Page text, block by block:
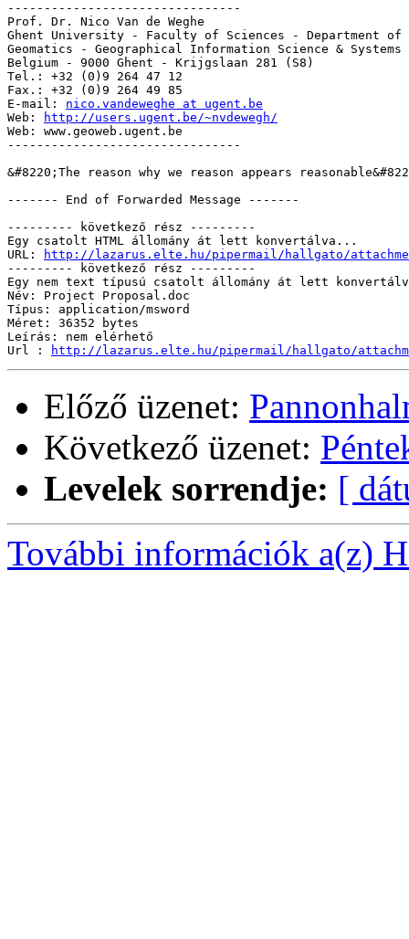
--------------------------------
Prof. Dr. Nico Van de Weghe
Ghent University - Faculty of Sciences - Department of
Geomatics - Geographical Information Science & Systems
Belgium - 9000 Ghent - Krijgslaan 281 (S8)
Tel.: +32 (0)9 264 47 12
Fax.: +32 (0)9 264 49 85
E-mail: nico.vandeweghe at ugent.be
Web:
http://users.ugent.be/~nvdewegh/
Web: www.geoweb.ugent.be
--------------------------------
&#8220;The reason why we reason appears
------- End of Forwarded Message -------
--------- következő rész ---------
Egy csatolt HTML állomány át lett konvertálva...
URL:
http://lazarus.elte.hu/pipermail/hallgato/
--------- következő rész ---------
Egy nem text típusú csatolt állomány át lett
Név: Project Proposal.doc
Típus: application/msword
Méret: 36352 bytes
Leírás: nem elérhető
Url :
http://lazarus.elte.hu/pipermail/hallgato/
Előző üzenet:
Következő üzenet:
Levelek sorrendje: [
További információk a(z)